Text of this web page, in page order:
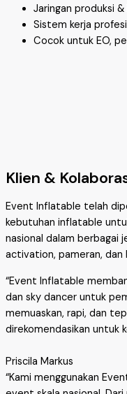
Jaringan produksi
Sistem kerja
Cocok untuk EO,
Klien &
Event Inflatable telah
kebutuhan inflatable
nasional dalam
activation, pameran, dan
“Event Inflatable
dan sky dancer untuk
memuaskan, rapi, dan
direkomendasikan untuk
Priscila Markus
“Kami menggunakan